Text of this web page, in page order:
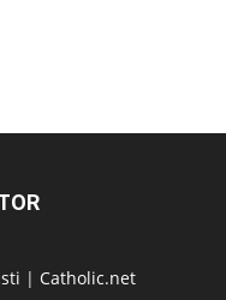
| Catholic.net